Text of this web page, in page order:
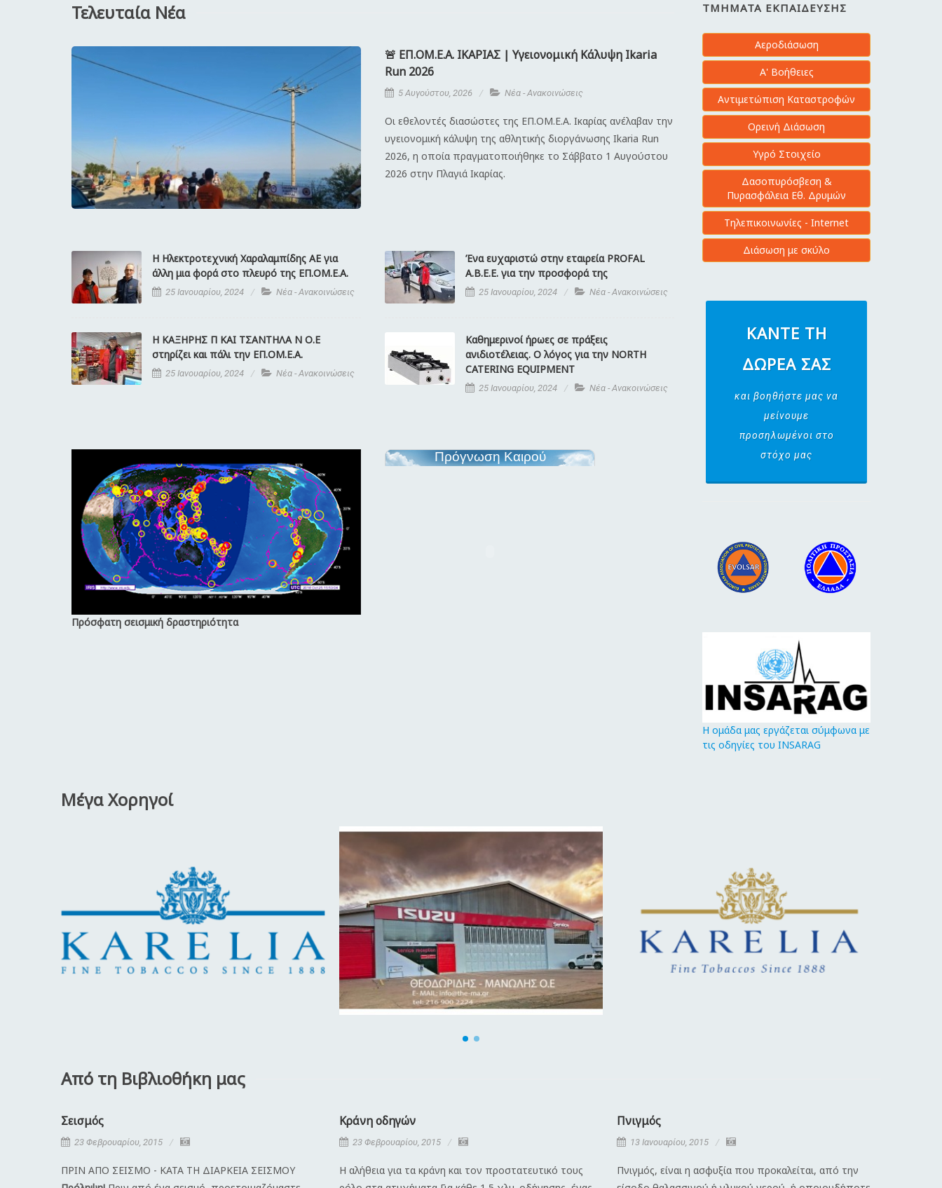
Τελευταία Νέα
🚨 ΕΠ.ΟΜ.Ε.Α. ΙΚΑΡΙΑΣ | Υγειονομική Κάλυψη Ikaria
Run 2026
5 Αυγούστου, 2026 Νέα - Ανακοινώσεις
Οι εθελοντές διασώστες της ΕΠ.ΟΜ.Ε.Α. Ικαρίας ανέλαβαν την
υγειονομική κάλυψη της αθλητικής διοργάνωσης Ikaria Run
2026, η οποία πραγματοποιήθηκε το Σάββατο 1 Αυγούστου
2026 στην Πλαγιά Ικαρίας.
Η Ηλεκτροτεχνική Χαραλαμπίδης ΑΕ για
άλλη μια φορά στο πλευρό της ΕΠ.ΟΜ.Ε.Α.
25 Ιανουαρίου, 2024 Νέα - Ανακοινώσεις
Η ΚΑΞΗΡΗΣ Π ΚΑΙ ΤΣΑΝΤΗΛΑ Ν Ο.Ε
στηρίζει και πάλι την ΕΠ.ΟΜ.Ε.Α.
25 Ιανουαρίου, 2024 Νέα - Ανακοινώσεις
Ένα ευχαριστώ στην εταιρεία PROFAL
A.B.E.E. για την προσφορά της
25 Ιανουαρίου, 2024 Νέα - Ανακοινώσεις
Καθημερινοί ήρωες σε πράξεις
ανιδιοτέλειας. Ο λόγος για την NORTH
CATERING EQUIPMENT
25 Ιανουαρίου, 2024 Νέα - Ανακοινώσεις
Πρόσφατη σεισμική δραστηριότητα
ΤΜΉΜΑΤΑ ΕΚΠΑΊΔΕΥΣΗΣ
Αεροδιάσωση
Α' Βοήθειες
Αντιμετώπιση Καταστροφών
Ορεινή Διάσωση
Υγρό Στοιχείο
Δασοπυρόσβεση &
Πυρασφάλεια Εθ. Δρυμών
Τηλεπικοινωνίες - Internet
Διάσωση με σκύλο
ΚΆΝΤΕ ΤΗ
ΔΩΡΕΆ ΣΑΣ
και βοηθήστε μας να
μείνουμε
προσηλωμένοι στο
στόχο μας
Η ομάδα μας εργάζεται σύμφωνα με
τις οδηγίες του INSARAG
Μέγα Χορηγοί
Από τη Βιβλιοθήκη μας
Σεισμός
23 Φεβρουαρίου, 2015
ΠΡΙΝ ΑΠΟ ΣΕΙΣΜΟ - ΚΑΤΑ ΤΗ ΔΙΑΡΚΕΙΑ ΣΕΙΣΜΟΥ
Κράνη οδηγών
23 Φεβρουαρίου, 2015
Η αλήθεια για τα κράνη και τον προστατευτικό τους
Πνιγμός
13 Ιανουαρίου, 2015
Πνιγμός, είναι η ασφυξία που προκαλείται, από την